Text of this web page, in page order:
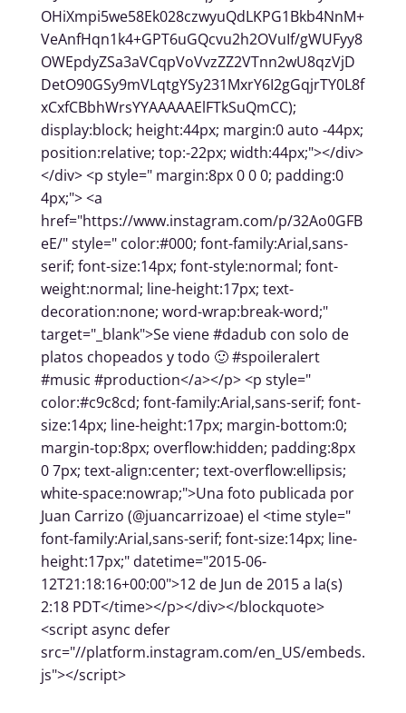
OHiXmpi5we58Ek028czwyuQdLKPG1Bkb4NnM+
VeAnfHqn1k4+GPT6uGQcvu2h2OVuIf/gWUFyy8
OWEpdyZSa3aVCqpVoVvzZZ2VTnn2wU8qzVjD
DetO90GSy9mVLqtgYSy231MxrY6I2gGqjrTY0L8f
xCxfCBbhWrsYYAAAAAElFTkSuQmCC);
display:block; height:44px; margin:0 auto -44px;
position:relative; top:-22px; width:44px;"></div>
</div> <p style=" margin:8px 0 0 0; padding:0
4px;"> <a
href="https://www.instagram.com/p/32Ao0GFB
eE/" style=" color:#000; font-family:Arial,sans-
serif; font-size:14px; font-style:normal; font-
weight:normal; line-height:17px; text-
decoration:none; word-wrap:break-word;"
target="_blank">Se viene #dadub con solo de
platos chopeados y todo 🙂 #spoileralert
#music #production</a></p> <p style="
color:#c9c8cd; font-family:Arial,sans-serif; font-
size:14px; line-height:17px; margin-bottom:0;
margin-top:8px; overflow:hidden; padding:8px
0 7px; text-align:center; text-overflow:ellipsis;
white-space:nowrap;">Una foto publicada por
Juan Carrizo (@juancarrizoae) el <time style="
font-family:Arial,sans-serif; font-size:14px; line-
height:17px;" datetime="2015-06-
12T21:18:16+00:00">12 de Jun de 2015 a la(s)
2:18 PDT</time></p></div></blockquote>
<script async defer
src="//platform.instagram.com/en_US/embeds.
js"></script>